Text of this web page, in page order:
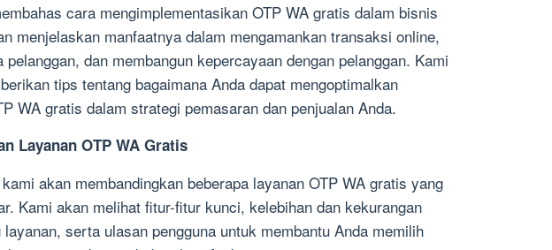
cara mengimplementasikan OTP WA gratis dalam bisnis
menjelaskan manfaatnya dalam mengamankan transaksi online,
pelanggan, dan membangun kepercayaan dengan pelanggan. Kami
tips tentang bagaimana Anda dapat mengoptimalkan
WA gratis dalam strategi pemasaran dan penjualan Anda.
Layanan OTP WA Gratis
akan membandingkan beberapa layanan OTP WA gratis yang
Kami akan melihat fitur-fitur kunci, kelebihan dan kekurangan
serta ulasan pengguna untuk membantu Anda memilih